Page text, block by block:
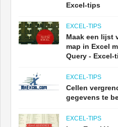
Excel-tips
EXCEL-TIPS
Maak een lijst
map in Excel
Query - Excel-
EXCEL-TIPS
Cellen
gegevens te
EXCEL-TIPS